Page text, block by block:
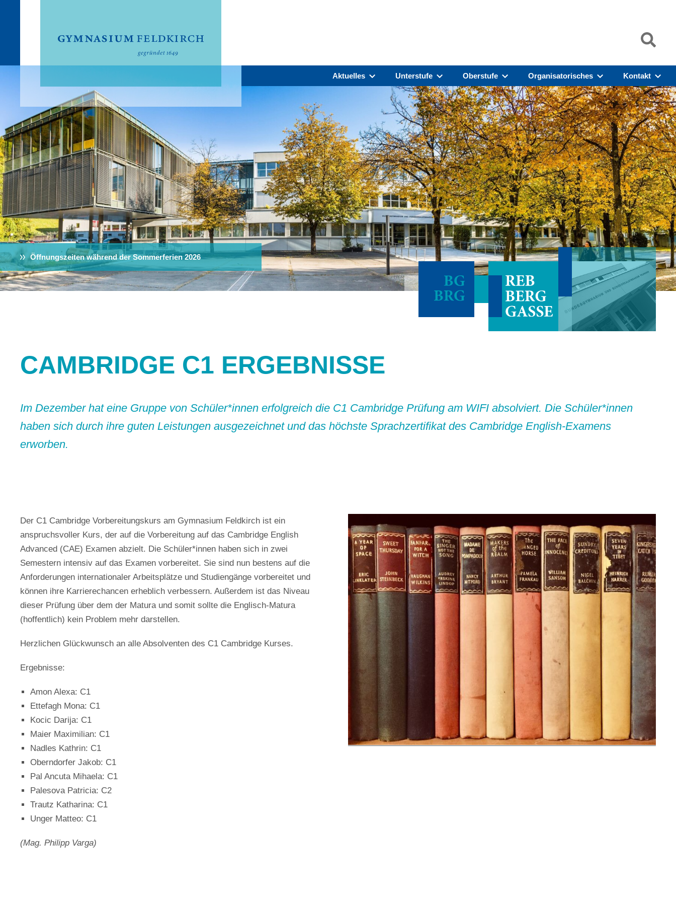
Aktuelles Unterstufe Oberstufe Organisatorisches Kontakt
Öffnungszeiten während der Sommerferien 2026
CAMBRIDGE C1 ERGEBNISSE
Im Dezember hat eine Gruppe von Schüler*innen erfolgreich die C1 Cambridge Prüfung am WIFI absolviert. Die Schüler*innen
haben sich durch ihre guten Leistungen ausgezeichnet und das höchste Sprachzertifikat des Cambridge English-Examens
erworben.
Der C1 Cambridge Vorbereitungskurs am Gymnasium Feldkirch ist ein
anspruchsvoller Kurs, der auf die Vorbereitung auf das Cambridge English
Advanced (CAE) Examen abzielt. Die Schüler*innen haben sich in zwei
Semestern intensiv auf das Examen vorbereitet. Sie sind nun bestens auf die
Anforderungen internationaler Arbeitsplätze und Studiengänge vorbereitet und
können ihre Karrierechancen erheblich verbessern. Außerdem ist das Niveau
dieser Prüfung über dem der Matura und somit sollte die Englisch-Matura
(hoffentlich) kein Problem mehr darstellen.
Herzlichen Glückwunsch an alle Absolventen des C1 Cambridge Kurses.
Ergebnisse:
Amon Alexa: C1
Ettefagh Mona: C1
Kocic Darija: C1
Maier Maximilian: C1
Nadles Kathrin: C1
Oberndorfer Jakob: C1
Pal Ancuta Mihaela: C1
Palesova Patricia: C2
Trautz Katharina: C1
Unger Matteo: C1
(Mag. Philipp Varga)